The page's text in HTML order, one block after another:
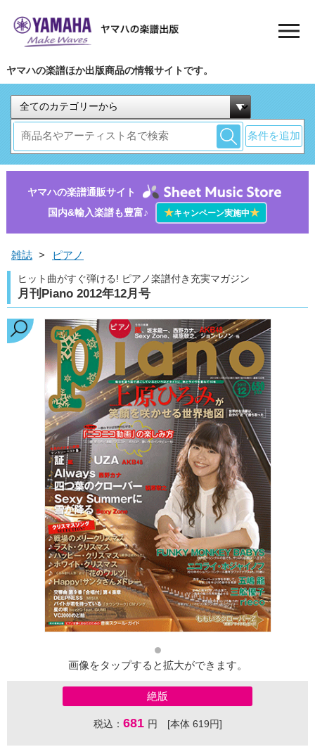
ヤマハの楽譜ほか出版商品の情報サイトです。
条件を追加
ヤマハの楽譜通販サイト
国内&輸入楽譜も豊富♪
★キャンペーン実施中★
雑誌 > ピアノ
ヒット曲がすぐ弾ける! ピアノ楽譜付き充実マガジン
月刊Piano 2012年12月号
画像をタップすると拡大ができます。
絶版
税込： 681 円 [本体 619円]